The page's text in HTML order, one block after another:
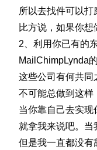
所以去找件可以
比方说，如果你
2、利用你已有的
MailChimpLynda
这些公司有何共同
不可能总做到这样
当你靠自己去实
就拿我来说吧。
但是我一直都没有